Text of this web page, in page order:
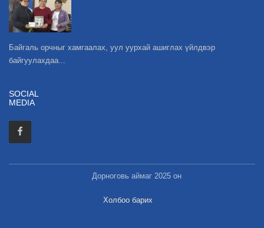
Байгаль орчныг хамгаалах, уул уурхай ашиглах үйлдвэр
байгуулахдаа...
SOCIAL
MEDIA
Дорноговь аймаг 2025 он
Холбоо барих